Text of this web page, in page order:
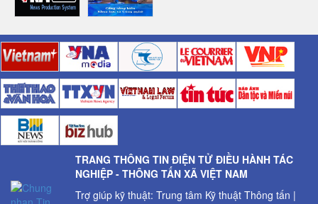
TRANG THÔNG TIN ĐIỆN TỬ ĐIỀU HÀNH TÁC
NGHIỆP - THÔNG TẤN XÃ VIỆT NAM
Trợ giúp kỹ thuật: Trung tâm Kỹ thuật Thông tấn |